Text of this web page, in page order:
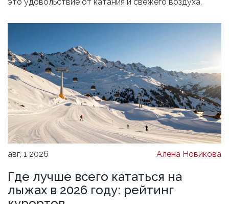
авг, 1 2026 Алена Новикова
Где лучше всего кататься на
лыжах в 2026 году: рейтинг